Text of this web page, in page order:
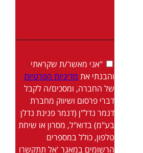
"אני מאשר/ת שקראתי
והבנתי את מדיניות הפרטיות
של החברה, ומסכים/ה לקבל
דברי פרסום ושיווק מחברת
דנמר נדל"ן (דנמר פנינת נדלן
בע"מ) בדוא"ל, מסרון או שיחת
טלפון, כולל במספרים
הרשומים במאגר 'אל תתקשרו